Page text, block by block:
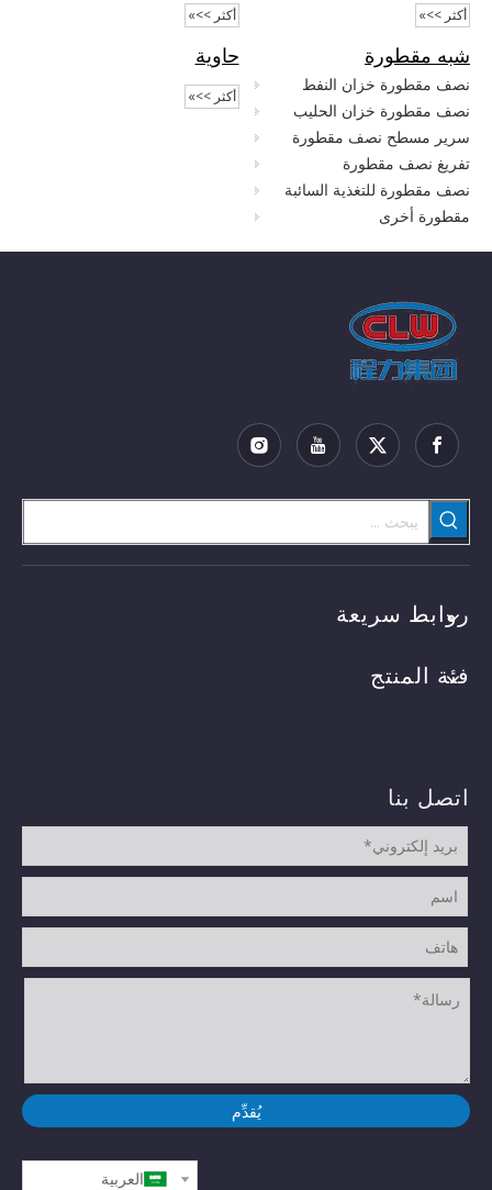
أكثر >>» أكثر >>»
شبه مقطورة
نصف مقطورة خزان النفط
نصف مقطورة خزان الحليب
سرير مسطح نصف مقطورة
تفريغ نصف مقطورة
نصف مقطورة للتغذية السائبة
مقطورة أخرى
حاوية
أكثر >>»
روابط سريعة
فئة المنتج
اتصل بنا
يُقدِّم
العربية